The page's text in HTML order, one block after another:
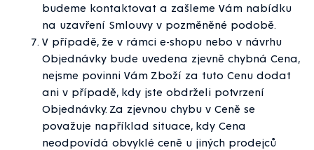
budeme kontaktovat a zašleme Vám nabídku
na uzavření Smlouvy v pozměněné podobě.
V případě, že v rámci e-shopu nebo v návrhu
Objednávky bude uvedena zjevně chybná Cena,
nejsme povinni Vám Zboží za tuto Cenu dodat
ani v případě, kdy jste obdrželi potvrzení
Objednávky. Za zjevnou chybu v Ceně se
považuje například situace, kdy Cena
neodpovídá obvyklé ceně u jiných prodejců